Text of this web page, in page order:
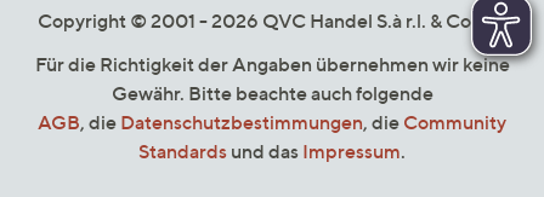
Copyright © 2001 - 2026 QVC Handel S.à r.l. & Co. KG
Für die Richtigkeit der Angaben übernehmen wir keine
Gewähr. Bitte beachte auch folgende
AGB, die Datenschutzbestimmungen, die Community
Standards und das Impressum.